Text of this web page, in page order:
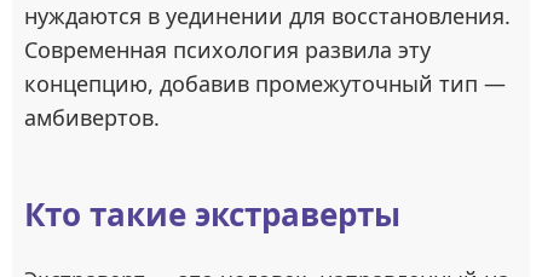
нуждаются в уединении для восстановления.
Современная психология развила эту
концепцию, добавив промежуточный тип —
амбивертов.
Кто такие экстраверты